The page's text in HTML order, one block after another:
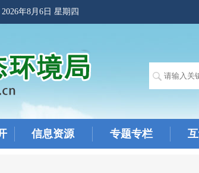
2026年8月6日 星期四
信息资源 专题专栏